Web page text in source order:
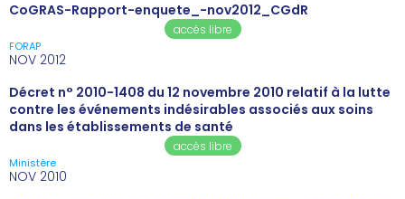
CoGRAS-Rapport-enquete_-nov2012_CGdR
accès libre
FORAP
NOV 2012
Décret n° 2010-1408 du 12 novembre 2010 relatif à la lutte
contre les événements indésirables associés aux soins
dans les établissements de santé
accès libre
Ministère
NOV 2010